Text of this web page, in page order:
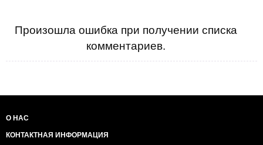
Произошла ошибка при получении списка
комментариев.
О НАС
КОНТАКТНАЯ ИНФОРМАЦИЯ